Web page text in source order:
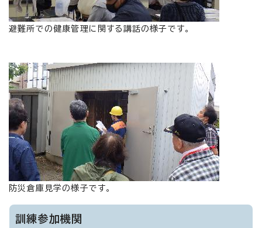
避難所での健康管理に関する講話の様子です。
防災倉庫見学の様子です。
訓練参加機関